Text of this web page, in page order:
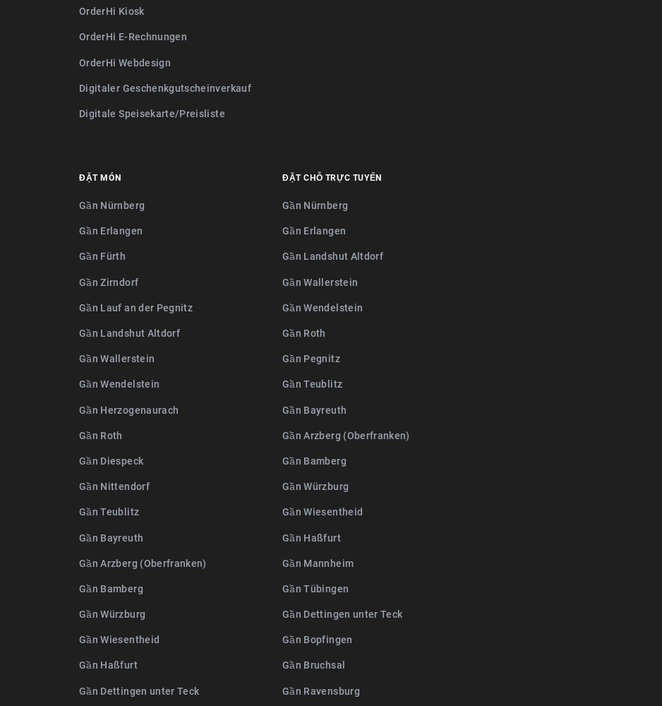
OrderHi Kiosk
OrderHi E-Rechnungen
OrderHi Webdesign
Digitaler Geschenkgutscheinverkauf
Digitale Speisekarte/Preisliste
ĐẶT MÓN
Gần Nürnberg
Gần Erlangen
Gần Fürth
Gần Zirndorf
Gần Lauf an der Pegnitz
Gần Landshut Altdorf
Gần Wallerstein
Gần Wendelstein
Gần Herzogenaurach
Gần Roth
Gần Diespeck
Gần Nittendorf
Gần Teublitz
Gần Bayreuth
Gần Arzberg (Oberfranken)
Gần Bamberg
Gần Würzburg
Gần Wiesentheid
Gần Haßfurt
Gần Dettingen unter Teck
ĐẶT CHỖ TRỰC TUYẾN
Gần Nürnberg
Gần Erlangen
Gần Landshut Altdorf
Gần Wallerstein
Gần Wendelstein
Gần Roth
Gần Pegnitz
Gần Teublitz
Gần Bayreuth
Gần Arzberg (Oberfranken)
Gần Bamberg
Gần Würzburg
Gần Wiesentheid
Gần Haßfurt
Gần Mannheim
Gần Tübingen
Gần Dettingen unter Teck
Gần Bopfingen
Gần Bruchsal
Gần Ravensburg